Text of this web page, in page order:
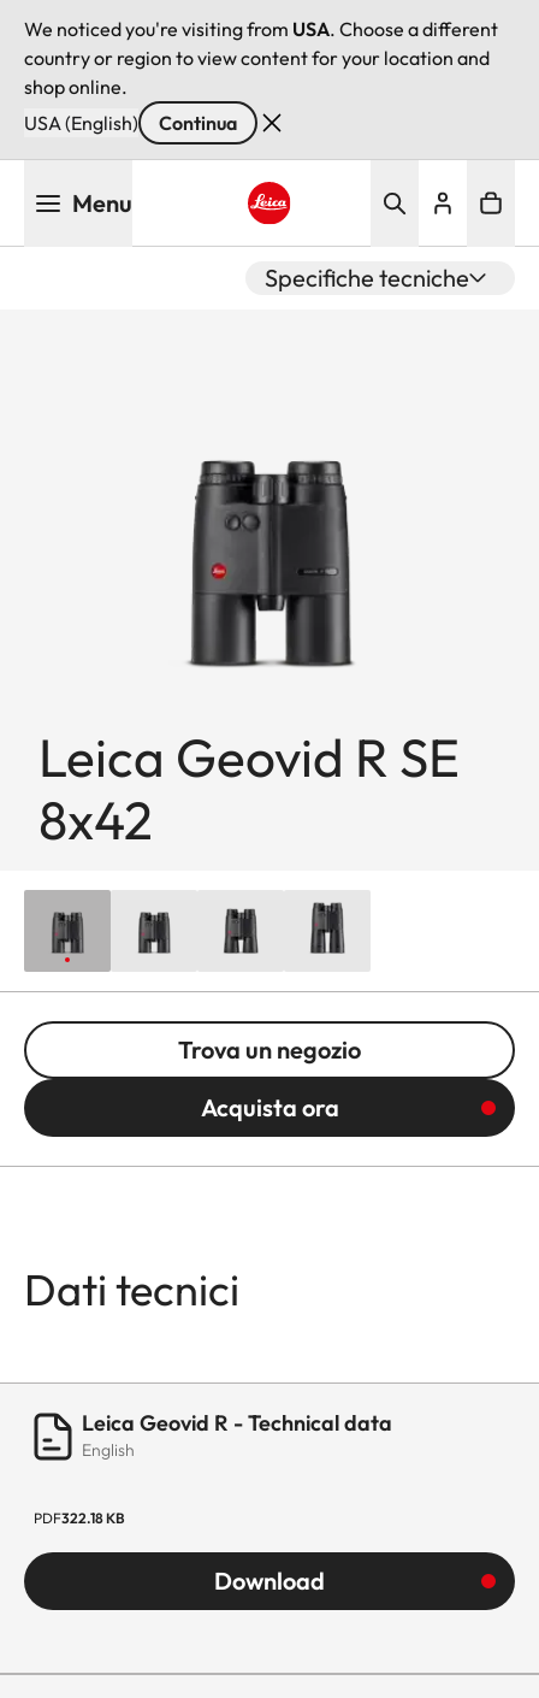
We noticed you're visiting from USA. Choose a different
country or region to view content for your location and
shop online.
USA (English)
Continua
Menu
Specifiche tecniche
Leica Geovid R SE
8x42
Trova un negozio
Acquista ora
Dati tecnici
Leica Geovid R - Technical data
English
PDF322.18 KB
Download